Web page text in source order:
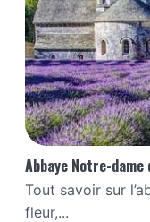
Abbaye Notre-dame
Tout savoir sur
fleur,...